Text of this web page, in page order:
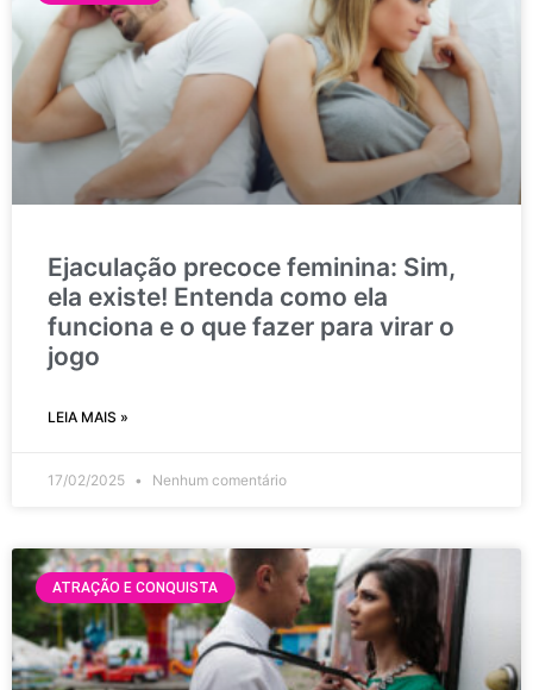
Ejaculação precoce feminina: Sim,
ela existe! Entenda como ela
funciona e o que fazer para virar o
jogo
LEIA MAIS »
17/02/2025 Nenhum comentário
ATRAÇÃO E CONQUISTA